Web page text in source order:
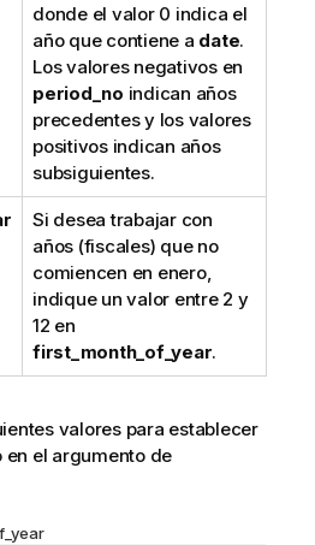
donde el valor 0 indica el
año que contiene a date.
Los valores negativos en
period_no indican años
precedentes y los valores
positivos indican años
subsiguientes.
Si desea trabajar con
años (fiscales) que no
comiencen en enero,
indique un valor entre 2 y
12 en
first_month_of_year.
valores para establecer
en el argumento de